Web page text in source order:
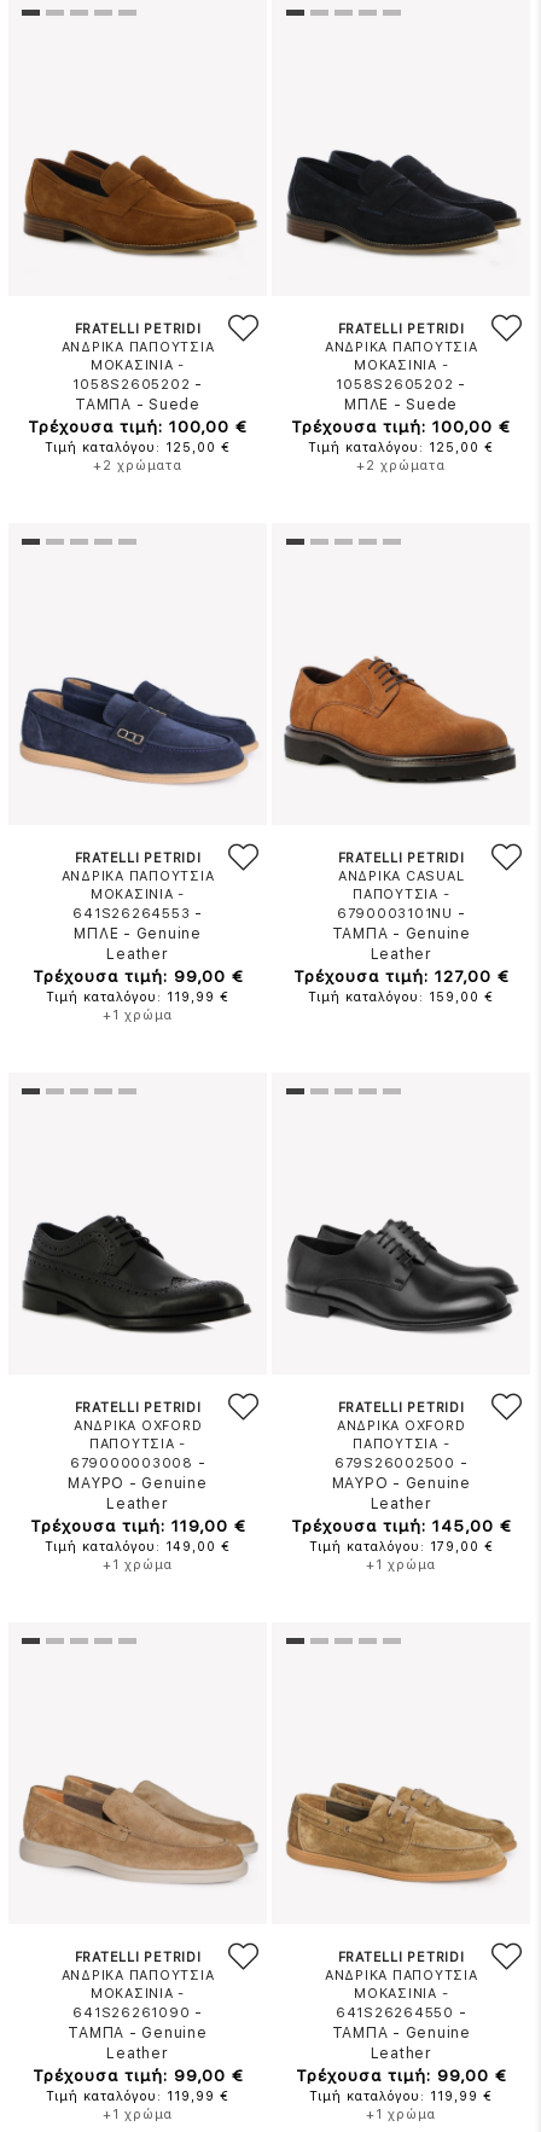
FRATELLI PETRIDI
ΑΝΔΡΙΚΑ ΠΑΠΟΥΤΣΙΑ
ΜΟΚΑΣΙΝΙΑ -
1058S2605202 -
ΤΑΜΠΑ -Suede
Τρέχουσα τιμή: 100,00 €
Τιμή καταλόγου: 125,00 €
+2 χρώματα
FRATELLI PETRIDI
ΑΝΔΡΙΚΑ ΠΑΠΟΥΤΣΙΑ
ΜΟΚΑΣΙΝΙΑ -
1058S2605202 -
ΜΠΛΕ -Suede
Τρέχουσα τιμή: 100,00 €
Τιμή καταλόγου: 125,00 €
+2 χρώματα
FRATELLI PETRIDI
ΑΝΔΡΙΚΑ ΠΑΠΟΥΤΣΙΑ
ΜΟΚΑΣΙΝΙΑ -
641S26264553 -
ΜΠΛΕ - Genuine
Leather
Τρέχουσα τιμή: 99,00 €
Τιμή καταλόγου: 119,99 €
+1 χρώμα
FRATELLI PETRIDI
ΑΝΔΡΙΚΑ CASUAL
ΠΑΠΟΥΤΣΙΑ -
6790003101NU -
ΤΑΜΠΑ - Genuine
Leather
Τρέχουσα τιμή: 127,00 €
Τιμή καταλόγου: 159,00 €
FRATELLI PETRIDI
ΑΝΔΡΙΚΑ OXFORD
ΠΑΠΟΥΤΣΙΑ -
679000003008 -
ΜΑΥΡΟ - Genuine
Leather
Τρέχουσα τιμή: 119,00 €
Τιμή καταλόγου: 149,00 €
+1 χρώμα
FRATELLI PETRIDI
ΑΝΔΡΙΚΑ OXFORD
ΠΑΠΟΥΤΣΙΑ -
679S26002500 -
ΜΑΥΡΟ - Genuine
Leather
Τρέχουσα τιμή: 145,00 €
Τιμή καταλόγου: 179,00 €
+1 χρώμα
FRATELLI PETRIDI
ΑΝΔΡΙΚΑ ΠΑΠΟΥΤΣΙΑ
ΜΟΚΑΣΙΝΙΑ -
641S26261090 -
ΤΑΜΠΑ - Genuine
Leather
Τρέχουσα τιμή: 99,00 €
Τιμή καταλόγου: 119,99 €
+1 χρώμα
FRATELLI PETRIDI
ΑΝΔΡΙΚΑ ΠΑΠΟΥΤΣΙΑ
ΜΟΚΑΣΙΝΙΑ -
641S26264550 -
ΤΑΜΠΑ - Genuine
Leather
Τρέχουσα τιμή: 99,00 €
Τιμή καταλόγου: 119,99 €
+1 χρώμα